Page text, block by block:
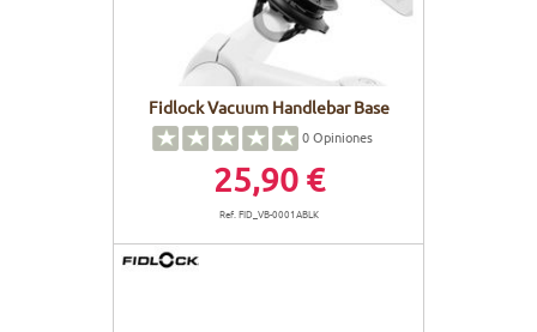
Fidlock Vacuum Handlebar Base
0Opiniones
25,90 €
Ref. FID_VB-0001ABLK